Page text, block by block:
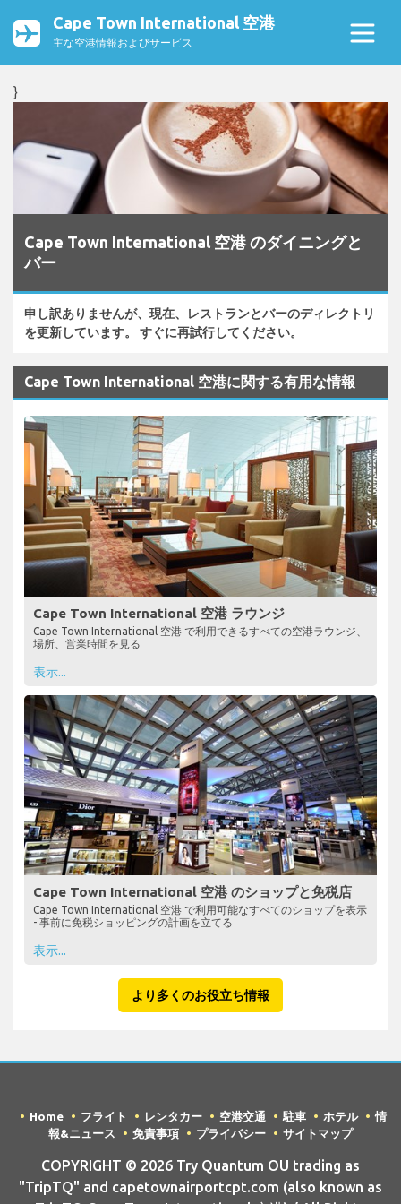
Cape Town International 空港
主な空港情報およびサービス
}
Cape Town International 空港 のダイニングと
バー
申し訳ありませんが、現在、レストランとバーのディレクトリ
を更新しています。 すぐに再試行してください。
Cape Town International 空港に関する有用な情報
Cape Town International 空港 ラウンジ
Cape Town International 空港 で利用できるすべての空港ラウンジ、
場所、営業時間を見る
表示...
Cape Town International 空港 のショップと免税店
Cape Town International 空港 で利用可能なすべてのショップを表示
- 事前に免税ショッピングの計画を立てる
表示...
より多くのお役立ち情報
Home フライト レンタカー 空港交通 駐車 ホテル
情
報&ニュース
免責事項 プライバシー サイトマップ
COPYRIGHT © 2026 Try Quantum OU trading as
"TripTQ" and capetownairportcpt.com (also known as